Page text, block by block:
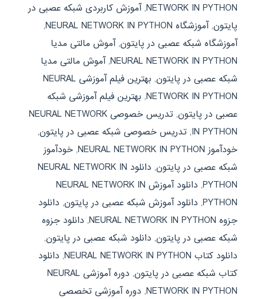
NETWORK IN PYTHON
,آموزش کاربردی شبکه عصبی در
پایتون,آموزشگاه NEURAL NETWORK IN PYTHON
,
آموزشگاه شبکه عصبی در پایتون,آموش مالتی مدیا
NEURAL NETWORK IN PYTHON
,آموش مالتی مدیا
شبکه عصبی در پایتون,
بهترین فیلم آموزشی NEURAL
NETWORK IN PYTHON
, بهترین فیلم آموزشی شبکه
عصبی در پایتون,
تدریس خصوصی NEURAL NETWORK
IN PYTHON
, تدریس خصوصی شبکه عصبی در پایتون,
خودآموز NEURAL NETWORK IN PYTHON
, خودآموز
شبکه عصبی در پایتون,
دانلود NEURAL NETWORK IN
PYTHON
,
دانلود آموزش NEURAL NETWORK IN
PYTHON
, دانلود آموزش شبکه عصبی در پایتون, دانلود
جزوه NEURAL NETWORK IN PYTHON
, دانلود جزوه
شبکه عصبی در پایتون, دانلود شبکه عصبی در پایتون,
دانلود کتاب NEURAL NETWORK IN PYTHON
, دانلود
کتاب شبکه عصبی در پایتون,
دوره آموزشی NEURAL
NETWORK IN PYTHON
, دوره آموزشی تخصصی